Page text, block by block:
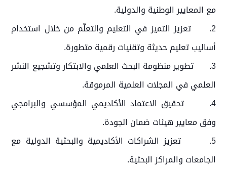
مع المعايير الوطنية والدولية.
2.
تعزيز التميز في التعليم والتعلّم من خلال استخدام
أساليب تعليم حديثة وتقنيات رقمية متطورة.
3.
تطوير منظومة البحث العلمي والابتكار وتشجيع النشر
العلمي في المجلات العلمية المرموقة.
4.
تحقيق الاعتماد الأكاديمي المؤسسي والبرامجي
وفق معايير هيئات ضمان الجودة.
5.
تعزيز الشراكات الأكاديمية والبحثية الدولية مع
الجامعات والمراكز البحثية.